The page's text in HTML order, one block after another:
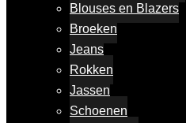
Blouses en Blazers
Broeken
Jeans
Rokken
Jassen
Schoenen